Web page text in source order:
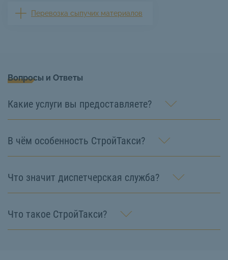
Перевозка сыпучих материалов
Вопросы и Ответы
Какие услуги вы предоставляете?
В чём особенность СтройТакси?
Что значит диспетчерская служба?
Что такое СтройТакси?